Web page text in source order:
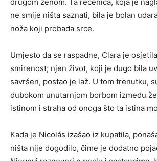
ne smije ništa saznati, bila je bolan
noža koji probada srce.
Umjesto da se raspadne, Clara je
smirenost; njen život, koji je dugo bila
savršen, postao je laž. U tom trenutku,
dubokom unutarnjom borbom između
istinom i straha od onoga što ta istina
Kada je Nicolás izašao iz kupatila,
ništa nije dogodilo, čime je dodatno